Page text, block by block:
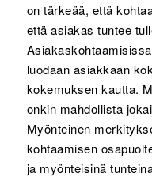
on tärkeää, että
että asiakas tuntee
luodaan asiakkaan
kokemuksen kautta.
onkin mahdollista
Myönteinen
kohtaamisen
ja myönteisinä